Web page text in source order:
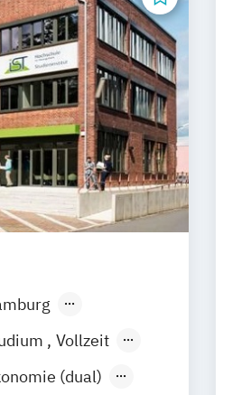
Stuttgart
Vollzeit
Learning
(dual)